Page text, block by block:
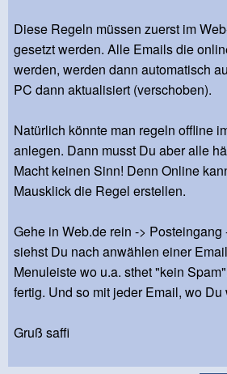
Diese Regeln müssen zuerst im
gesetzt werden. Alle Emails die
werden, werden dann automatisch
PC dann aktualisiert (verschoben).
Natürlich könnte man regeln offline
anlegen. Dann musst Du aber alle
Macht keinen Sinn! Denn Online
Mausklick die Regel erstellen.
Gehe in Web.de rein ->
siehst Du nach anwählen einer
Menuleiste wo u.a. sthet "kein
fertig. Und so mit jeder Email, wo Du
Gruß saffi